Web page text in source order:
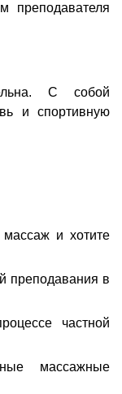
преподавателя
С собой
и спортивную
и хотите
преподавания в
частной
массажные